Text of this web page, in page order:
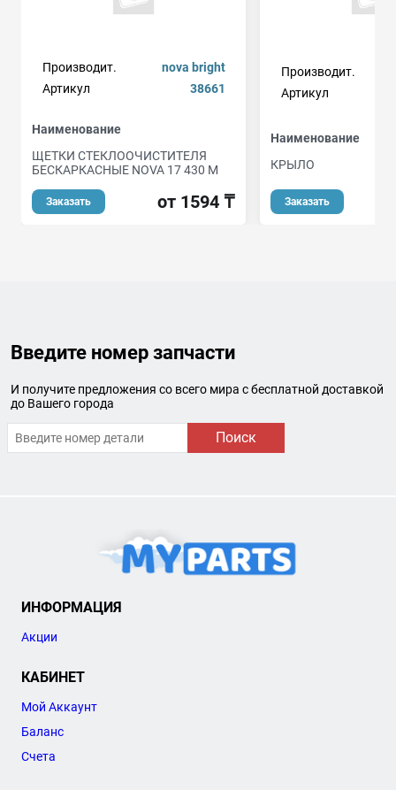
Производит.
nova bright
Артикул
38661
Наименование
ЩЕТКИ СТЕКЛООЧИСТИТЕЛЯ
БЕСКАРКАСНЫЕ NOVA 17 430 М
Заказать от 1594 ₸
Производит.
Артикул
Наименование
КРЫЛО
Заказать
Введите номер запчасти
И получите предложения со всего мира с бесплатной доставкой
до Вашего города
Поиск
ИНФОРМАЦИЯ
Акции
КАБИНЕТ
Мой Аккаунт
Баланс
Счета